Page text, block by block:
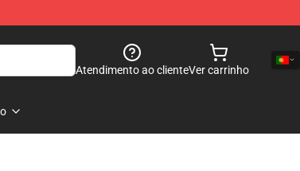
Atendimento ao clienteVer carrinho